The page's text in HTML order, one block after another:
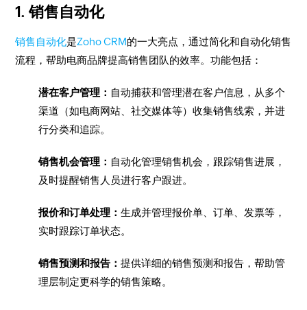
1. 销售自动化
销售自动化是Zoho CRM的一大亮点，通过简化和自动化销售
流程，帮助电商品牌提高销售团队的效率。功能包括：
潜在客户管理： 自动捕获和管理潜在客户信息，从多个
渠道（如电商网站、社交媒体等）收集销售线索，并进
行分类和追踪。
销售机会管理： 自动化管理销售机会，跟踪销售进展，
及时提醒销售人员进行客户跟进。
报价和订单处理：生成并管理报价单、订单、发票等，
实时跟踪订单状态。
销售预测和报告：提供详细的销售预测和报告，帮助管
理层制定更科学的销售策略。